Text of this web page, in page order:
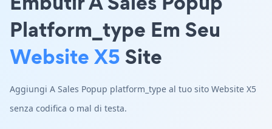
Platform_type Em Seu
Website X5Site
Aggiungi A Sales Popup platform_type al tuo sito Website X5
senza codifica o mal di testa.